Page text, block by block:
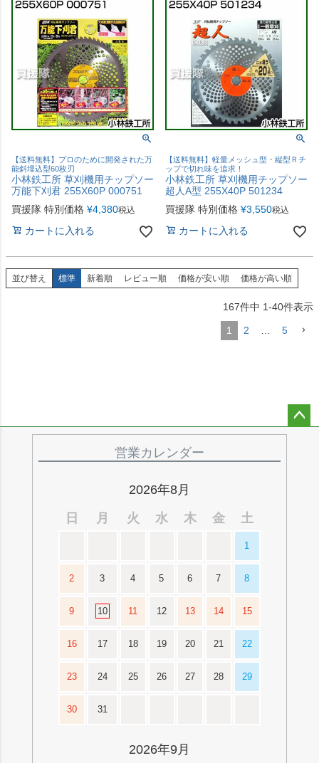
【送料無料】プロのために開発された万
能斜埋込型60枚刃
小林鉄工所 草刈機用チップソー
万能下刈君 255X60P 000751
買援隊 特別価格 ¥4,380税込
カートに入れる
【送料無料】軽量メッシュ型・縦型Ｒチ
ップで切れ味を追求！
小林鉄工所 草刈機用チップソー
超人A型 255X40P 501234
買援隊 特別価格 ¥3,550税込
カートに入れる
並び替え 標準 新着順 レビュー順 価格が安い順 価格が高い順
167件中 1-40件表示
1 2 5
営業カレンダー
2026年8月
日
月 火 水 木 金 土
1
2 3 4 5 6 7 8
9 10 11 12 13 14 15
16 17 18 19 20 21 22
23 24 25 26 27 28 29
30 31
2026年9月